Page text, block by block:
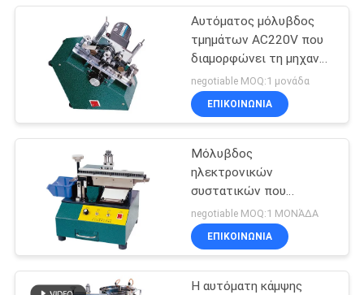
μετρητής
ηλεκτρονικών
συστατικών
αναμίκτης κολλών
ύλης
συγκολλήσεως
Αυτόματος μόλυβδος
τμημάτων AC220V που
διαμορφώνει τη μηχανή
για το ηλεκτρονικό
ολοκληρωμένο κύκλωμα
negotiable MOQ:1 μονάδα
ΕΠΙΚΟΙΝΩΝΊΑ
Μόλυβδος
ηλεκτρονικών
συστατικών που
διαμορφώνει τον ημι
αυτόματο τύπο μηχανών
60HZ/50HZ
negotiable MOQ:1 ΜΟΝΆΔΑ
ΕΠΙΚΟΙΝΩΝΊΑ
Η αυτόματη κάμψης